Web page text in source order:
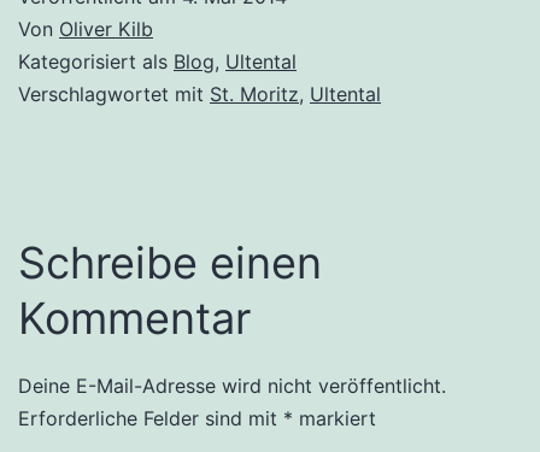
Von Oliver Kilb
Kategorisiert als Blog, Ultental
Verschlagwortet mit St. Moritz, Ultental
Schreibe einen
Kommentar
Deine E-Mail-Adresse wird nicht veröffentlicht.
Erforderliche Felder sind mit * markiert